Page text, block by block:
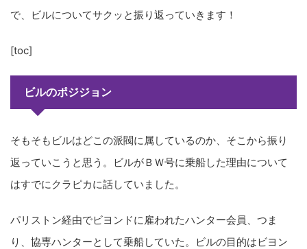
で、ビルについてサクッと振り返っていきます！
[toc]
ビルのポジジョン
そもそもビルはどこの派閥に属しているのか、そこから振り
返っていこうと思う。ビルがＢＷ号に乗船した理由について
はすでにクラピカに話していました。
パリストン経由でビヨンドに雇われたハンター会員、つま
り、協専ハンターとして乗船していた。ビルの目的はビヨン